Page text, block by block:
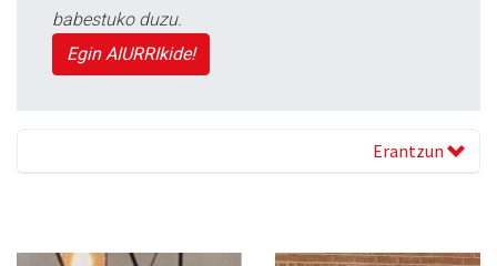
babestuko duzu.
Egin AIURRIkide!
Erantzun